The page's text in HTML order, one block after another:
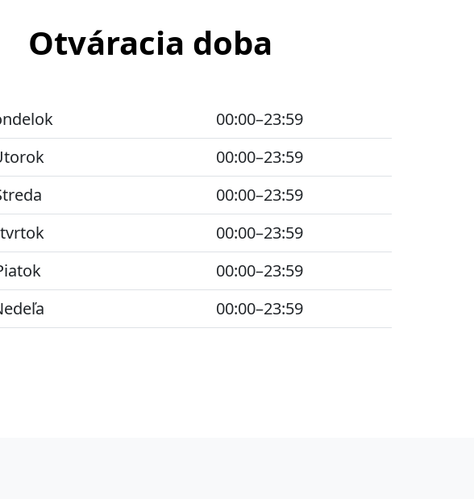
Otváracia doba
00:00–23:59
00:00–23:59
00:00–23:59
00:00–23:59
00:00–23:59
00:00–23:59